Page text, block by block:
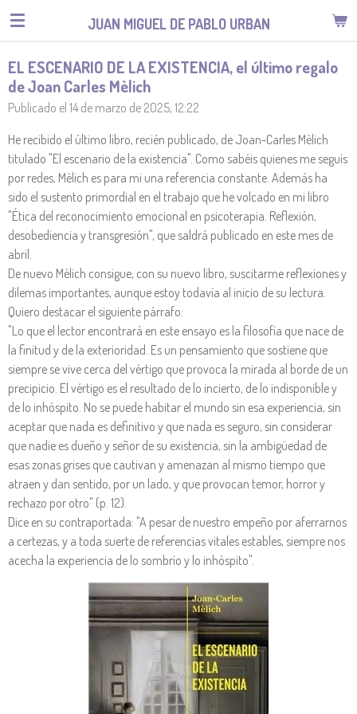
Ir
principal
JUAN MIGUEL DE PABLO URBAN
EL ESCENARIO DE LA EXISTENCIA, el último regalo
de Joan Carles Mèlich
Publicado el 14 de marzo de 2025, 12:22
He recibido el último libro, recién publicado, de Joan-Carles Mèlich
titulado "El escenario de la existencia". Como sabéis quienes me seguís
por redes, Mèlich es para mi una referencia constante. Además ha
sido el sustento primordial en el trabajo que he volcado en mi libro
"Ética del reconocimiento emocional en psicoterapia. Reflexión,
desobediencia y transgresión", que saldrá publicado en este mes de
abril.
De nuevo Mèlich consigue, con su nuevo libro, suscitarme reflexiones y
dilemas importantes, aunque estoy todavía al inicio de su lectura.
Quiero destacar el siguiente párrafo:
"Lo que el lector encontrará en este ensayo es la filosofía que nace de
la finitud y de la exterioridad. Es un pensamiento que sostiene que
siempre se vive cerca del vértigo que provoca la mirada al borde de un
precipicio. El vértigo es el resultado de lo incierto, de lo indisponible y
de lo inhóspito. No se puede habitar el mundo sin esa experiencia, sin
aceptar que nada es definitivo y que nada es seguro, sin considerar
que nadie es dueño y señor de su existencia, sin la ambigüedad de
esas zonas grises que cautivan y amenazan al mismo tiempo que
atraen y dan sentido, por un lado, y que provocan temor, horror y
rechazo por otro" (p. 12).
Dice en su contraportada: "A pesar de nuestro empeño por aferrarnos
a certezas, y a toda suerte de referencias vitales estables, siempre nos
acecha la experiencia de lo sombrío y lo inhóspito".